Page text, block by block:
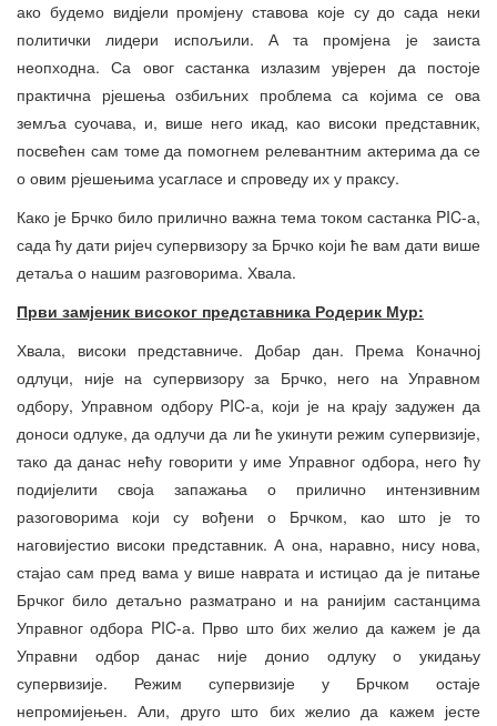
ако будемо видјели промјену ставова које су до сада неки
политички лидери испољили. А та промјена је заиста
неопходна. Са овог састанка излазим увјерен да постоје
практична рјешења озбиљних проблема са којима се ова
земља суочава, и, више него икад, као високи представник,
посвећен сам томе да помогнем релевантним актерима да се
о овим рјешењима усагласе и спроведу их у праксу.
Како је Брчко било прилично важна тема током састанка PIC-а,
сада ћу дати ријеч супервизору за Брчко који ће вам дати више
детаља о нашим разговорима. Хвала.
Први замјеник високог представника Родерик Мур:
Хвала, високи представниче. Добар дан. Према Коначној
одлуци, није на супервизору за Брчко, него на Управном
одбору, Управном одбору PIC-а, који је на крају задужен да
доноси одлуке, да одлучи да ли ће укинути режим супервизије,
тако да данас нећу говорити у име Управног одбора, него ћу
подијелити своја запажања о прилично интензивним
разоговорима који су вођени о Брчком, као што је то
наговијестио високи представник. А она, наравно, нису нова,
стајао сам пред вама у више наврата и истицао да је питање
Брчког било детаљно разматрано и на ранијим састанцима
Управног одбора PIC-а. Прво што бих желио да кажем је да
Управни одбор данас није донио одлуку о укидању
супервизије. Режим супервизије у Брчком остаје
непромијењен. Али, друго што бих желио да кажем јесте